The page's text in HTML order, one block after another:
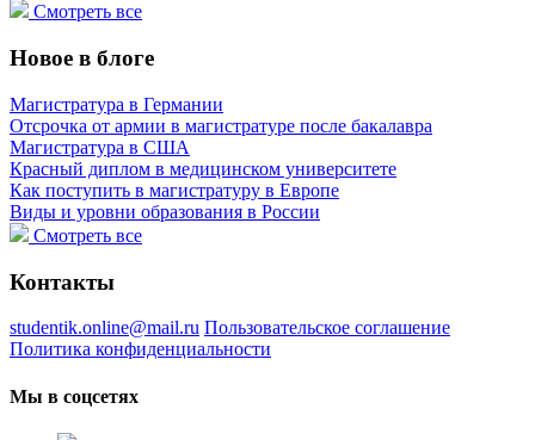
Смотреть все
Новое в блоге
Магистратура в Германии
Отсрочка от армии в магистратуре после бакалавра
Магистратура в США
Красный диплом в медицинском университете
Как поступить в магистратуру в Европе
Виды и уровни образования в России
Смотреть все
Контакты
studentik.online@mail.ru Пользовательское соглашение
Политика конфиденциальности
Мы в соцсетях